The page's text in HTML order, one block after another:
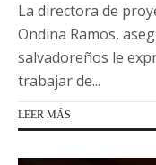
La directora de
Ondina Ramos,
salvadoreños le
trabajar de...
LEER MÁS